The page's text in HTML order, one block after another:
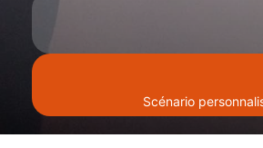
Scénario